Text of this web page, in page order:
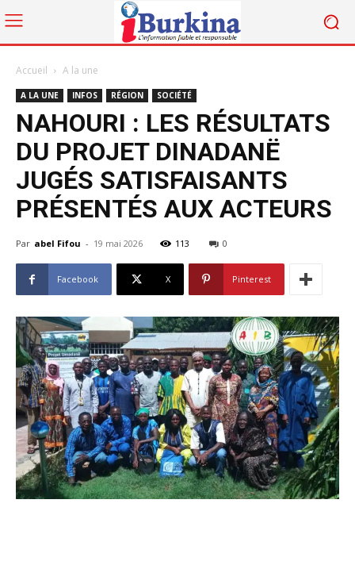
Accueil A la une
A LA UNE INFOS RÉGION SOCIÉTÉ
NAHOURI : LES RÉSULTATS
DU PROJET DINADANË
JUGÉS SATISFAISANTS
PRÉSENTÉS AUX ACTEURS
Par abel Fifou - 19 mai 2026 113 0
Facebook X Pinterest